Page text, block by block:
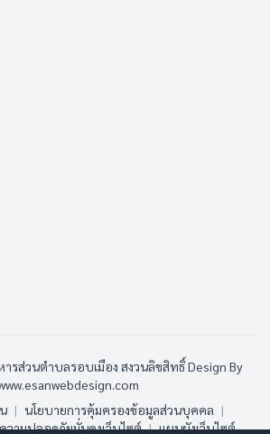
รส่วนตำบลรอบเมือง สงวนลิขสิทธิ์Design By
| นโยบายการคุ้มครองข้อมูลส่วนบุคคล |
วามปลอดภัยมั่นคงเว็บไซต์ | แผนผังเว็บไซต์